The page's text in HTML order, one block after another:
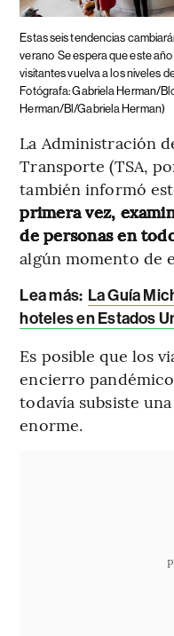
Estas seis tendencias
verano Se espera que este
visitantes vuelva a los niveles
Fotógrafa: Gabriela Herman/
Herman/Bl/Gabriela Herman)
La Administración
Transporte (TSA,
también informó
primera vez,
de personas en
algún momento de
Lea más: La Guía
hoteles en Estados
Es posible que los
encierro
todavía subsiste
enorme.